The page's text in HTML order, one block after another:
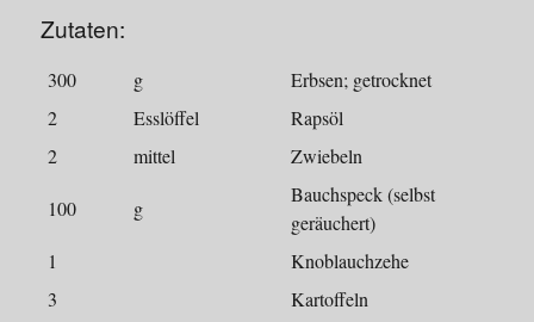
Zutaten:
300 g
Erbsen; getrocknet
2
Esslöffel
Rapsöl
2
mittel Zwiebeln
100 g
Bauchspeck (selbst
geräuchert)
1
Knoblauchzehe
3
Kartoffeln